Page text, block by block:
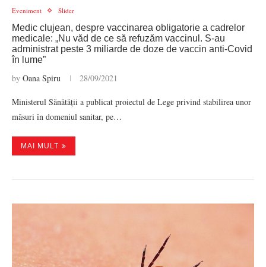
Eveniment Slider
Medic clujean, despre vaccinarea obligatorie a cadrelor
medicale: „Nu văd de ce să refuzăm vaccinul. S-au
administrat peste 3 miliarde de doze de vaccin anti-Covid
în lume”
by Oana Spiru 28/09/2021
Ministerul Sănătății a publicat proiectul de Lege privind stabilirea unor
măsuri în domeniul sanitar, pe…
MAI MULT